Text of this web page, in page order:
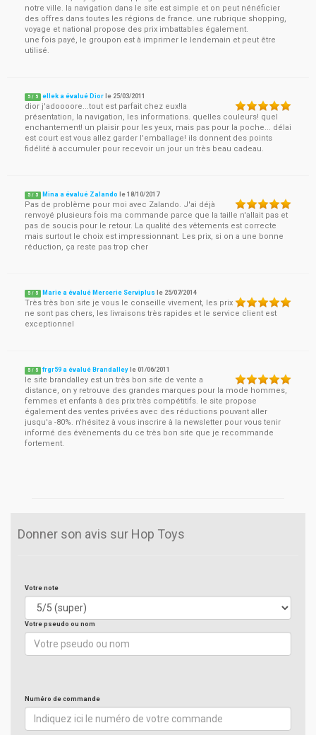
notre ville. la navigation dans le site est simple et on peut nénéficier
des offres dans toutes les régions de france. une rubrique shopping,
voyage et national propose des prix imbattables également.
une fois payé, le groupon est à imprimer le lendemain et peut être
utilisé.
5 / 5 ellek a évalué Dior le 25/03/2011
dior j'adoooore...tout est parfait chez eux!la
présentation, la navigation, les informations. quelles couleurs! quel
enchantement! un plaisir pour les yeux, mais pas pour la poche... délai
est court est vous allez garder l'emballage! ils donnent des points
fidélité à accumuler pour recevoir un jour un très beau cadeau.
5 / 5 Mina a évalué Zalando le18/10/2017
Pas de problème pour moi avec Zalando. J'ai déjà
renvoyé plusieurs fois ma commande parce que la taille n'allait pas et
pas de soucis pour le retour. La qualité des vêtements est correcte
mais surtout le choix est impressionnant. Les prix, si on a une bonne
réduction, ça reste pas trop cher
5 / 5 Marie a évalué Mercerie Serviplus le 25/07/2014
Très très bon site je vous le conseille vivement, les prix
ne sont pas chers, les livraisons très rapides et le service client est
exceptionnel
5 / 5 frgr59 a évalué Brandalley le01/06/2011
le site brandalley est un très bon site de vente a
distance, on y retrouve des grandes marques pour la mode hommes,
femmes et enfants à des prix très compétitifs. le site propose
également des ventes privées avec des réductions pouvant aller
jusqu'a -80%. n'hésitez à vous inscrire à la newsletter pour vous tenir
informé des évènements du ce très bon site que je recommande
fortement.
Donner son avis sur Hop Toys
Votre note
Votre pseudo ou nom
Numéro de commande